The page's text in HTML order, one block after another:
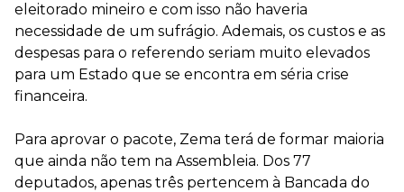
eleitorado mineiro e com isso não haveria
necessidade de um sufrágio. Ademais, os custos e as
despesas para o referendo seriam muito elevados
para um Estado que se encontra em séria crise
financeira.
Para aprovar o pacote, Zema terá de formar maioria
que ainda não tem na Assembleia. Dos 77
deputados, apenas três pertencem à Bancada do